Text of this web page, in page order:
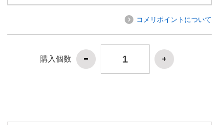
コメリポイントについて
購入個数